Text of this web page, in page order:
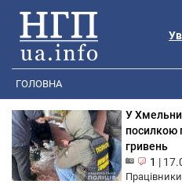
ГОЛОВНА
У
посилкою
гривень
1 |